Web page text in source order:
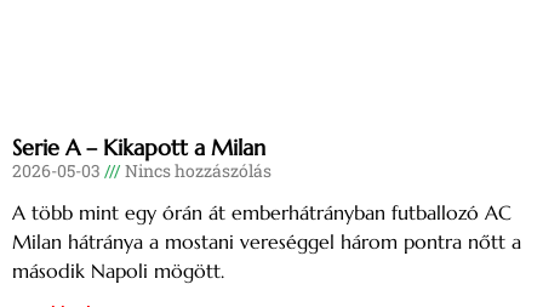
Serie A – Kikapott a Milan
2026-05-03 Nincs hozzászólás
A több mint egy órán át emberhátrányban futballozó AC
Milan hátránya a mostani vereséggel három pontra nőtt a
második Napoli mögött.